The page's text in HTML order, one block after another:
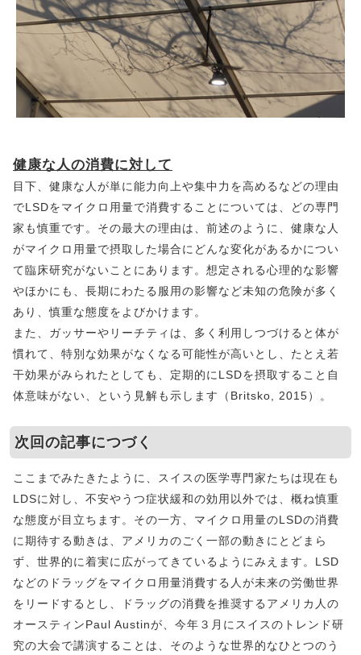
健康な人の消費に対して
目下、健康な人が単に能力向上や集中力を高めるなどの理由
でLSDをマイクロ用量で消費することについては、どの専門
家も慎重です。その最大の理由は、前述のように、健康な人
がマイクロ用量で摂取した場合にどんな変化があるかについ
て臨床研究がないことにあります。想定される心理的な影響
やほかにも、長期にわたる服用の影響など未知の危険が多く
あり、慎重な態度をよびかけます。
また、ガッサーやリーチティは、多く利用しつづけると体が
慣れて、特別な効果がなくなる可能性が高いとし、たとえ若
干効果がみられたとしても、定期的にLSDを摂取すること自
体意味がない、という見解も示します（Britsko, 2015）。
次回の記事につづく
ここまでみたきたように、スイスの医学専門家たちは現在も
LDSに対し、不安やうつ症状緩和の効用以外では、概ね慎重
な態度が目立ちます。その一方、マイクロ用量のLSDの消費
に期待する動きは、アメリカのごく一部の動きにとどまら
ず、世界的に着実に広がってきているようにみえます。LSD
などのドラッグをマイクロ用量消費する人が未来の労働世界
をリードするとし、ドラッグの消費を推奨するアメリカ人の
オースティンPaul Austinが、今年３月にスイスのトレンド研
究の大会で講演することは、そのような世界的なひとつのう